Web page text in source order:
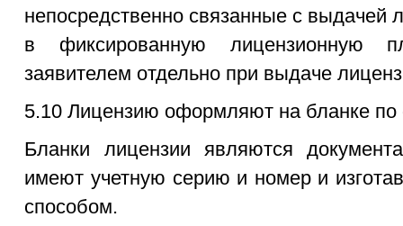
непосредственно связанные с выдачей
в фиксированную лицензионную
заявителем отдельно при выдаче
5.10 Лицензию оформляют на бланке
Бланки лицензии являются
имеют учетную серию и номер и
способом.